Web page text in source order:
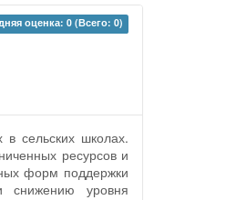
оценка: 0 (Всего: 0)
в сельских школах.
ресурсов и
форм поддержки
снижению уровня